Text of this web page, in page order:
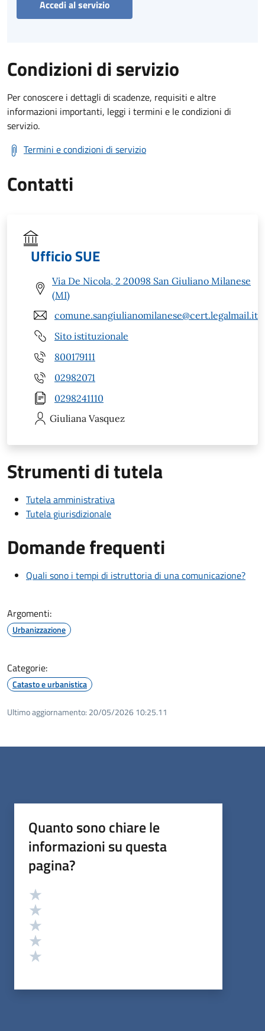
Accedi al servizio
Condizioni di servizio
Per conoscere i dettagli di scadenze, requisiti e altre
informazioni importanti, leggi i termini e le condizioni di
servizio.
Termini e condizioni di servizio
Contatti
Ufficio SUE
Via De Nicola, 2 20098 San Giuliano Milanese
(MI)
comune.sangiulianomilanese@cert.legalmail.it
Sito istituzionale
800179111
02982071
0298241110
Giuliana Vasquez
Strumenti di tutela
Tutela amministrativa
Tutela giurisdizionale
Domande frequenti
Quali sono i tempi di istruttoria di una comunicazione?
Argomenti:
Urbanizzazione
Categorie:
Catasto e urbanistica
Ultimo aggiornamento: 20/05/2026 10:25.11
Quanto sono chiare le
informazioni su questa
pagina?
Valutazione